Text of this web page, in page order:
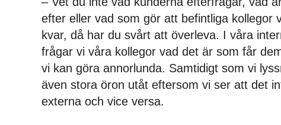
efter eller vad som gör att befintliga kollegor
kvar, då har du svårt att överleva. I våra
frågar vi våra kollegor vad det är som får
vi kan göra annorlunda. Samtidigt som vi
även stora öron utåt eftersom vi ser att det
externa och vice versa.